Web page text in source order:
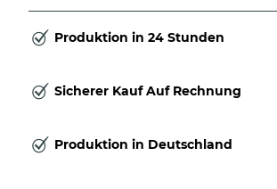
Produktion in 24 Stunden
Sicherer Kauf Auf Rechnung
Produktion in Deutschland